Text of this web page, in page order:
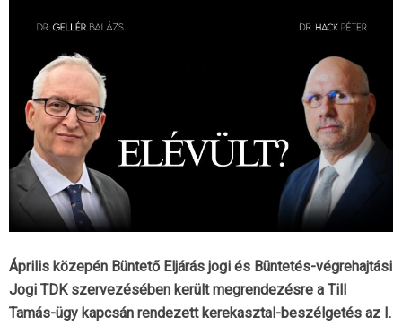
Április közepén Büntető Eljárás jogi és Büntetés-végrehajtási
Jogi TDK szervezésében került megrendezésre a Till
Tamás-ügy kapcsán rendezett kerekasztal-beszélgetés az I.